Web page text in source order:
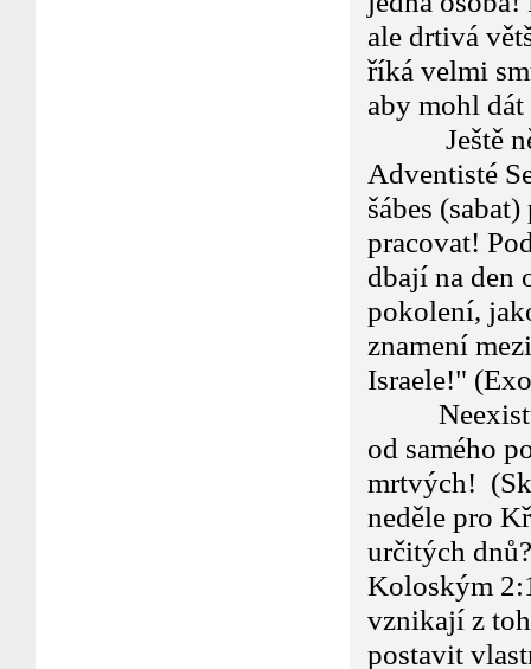
ale drtivá
říká velmi
aby mohl
Ještě
Adventisté
šábes
pracovat!
dbají na den
pokolení,
znamení
Israele!"
Neexistuje
od samého
mrtvých!
neděle pro
určitých
Koloským
vznikají z
postavit